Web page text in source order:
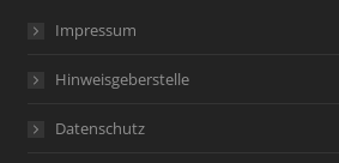
Impressum
Hinweisgeberstelle
Datenschutz